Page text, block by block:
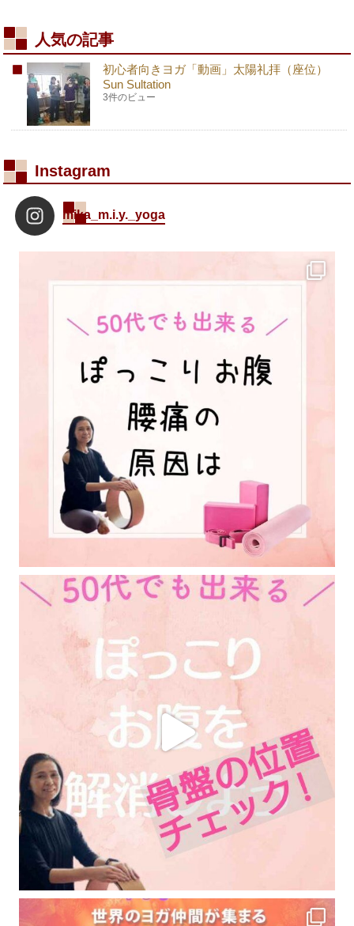
人気の記事
初心者向きヨガ「動画」太陽礼拝（座位）
Sun Sultation
3件のビュー
Instagram
mika_m.i.y._yoga